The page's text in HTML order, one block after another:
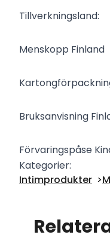
Tillverkningsland:
Menskopp Finland
Bruksanvisning
Förvaringspåse
Kategorier:
Intimprodukter